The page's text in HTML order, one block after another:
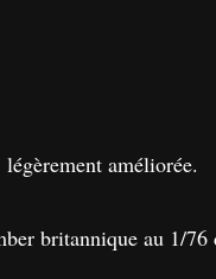
améliorée.
britannique au 1/76